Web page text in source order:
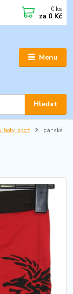
Menu
Hledat
0 ks
za 0 Kč
boty, sport
pánské